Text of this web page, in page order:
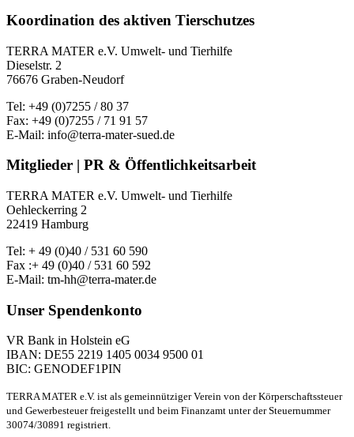
Koordination des aktiven Tierschutzes
TERRA MATER e.V. Umwelt- und Tierhilfe
Dieselstr. 2
76676 Graben-Neudorf
Tel: +49 (0)7255 / 80 37
Fax: +49 (0)7255 / 71 91 57
E-Mail: info@terra-mater-sued.de
Mitglieder | PR & Öffentlichkeitsarbeit
TERRA MATER e.V. Umwelt- und Tierhilfe
Oehleckerring 2
22419 Hamburg
Tel: + 49 (0)40 / 531 60 590
Fax :+ 49 (0)40 / 531 60 592
E-Mail: tm-hh@terra-mater.de
Unser Spendenkonto
VR Bank in Holstein eG
IBAN: DE55 2219 1405 0034 9500 01
BIC: GENODEF1PIN
TERRA MATER e.V. ist als gemeinnütziger Verein von der Körperschaftssteuer
und Gewerbesteuer freigestellt und beim Finanzamt unter der Steuernummer
30074/30891 registriert.